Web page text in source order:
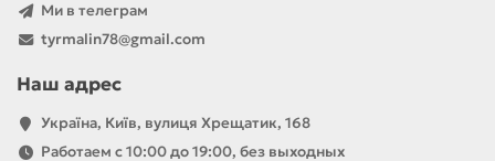
Ми в телеграм
tyrmalin78@gmail.com
Наш адрес
Україна, Київ, вулиця Хрещатик, 168
Работаем с 10:00 до 19:00, без выходных